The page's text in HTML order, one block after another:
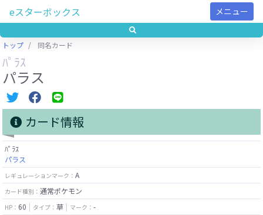
eスターボックス メニュー
トップ 同名カード
ﾊﾟﾗｽ
パラス
カード情報
ﾊﾟﾗｽ
パラス
レギュレーションマーク： A
カード種別： 通常ポケモン
HP： 60 タイプ： 草 マーク： -